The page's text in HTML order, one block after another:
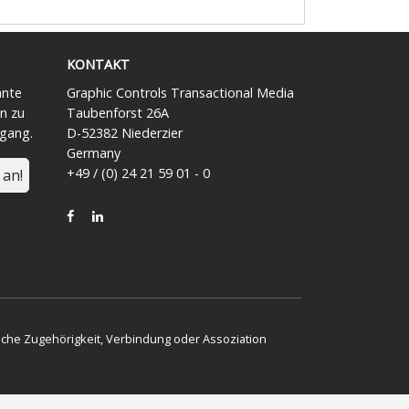
zu
KONTAKT
Graphic Controls Transactional Media
Taubenforst 26A
D-52382 Niederzier
Germany
+49 / (0) 24 21 59 01 - 0
FACEBOOK
LINKEDIN
Zugehörigkeit, Verbindung oder Assoziation